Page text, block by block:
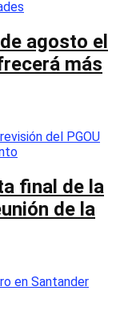
agosto el
más
final de la
de la